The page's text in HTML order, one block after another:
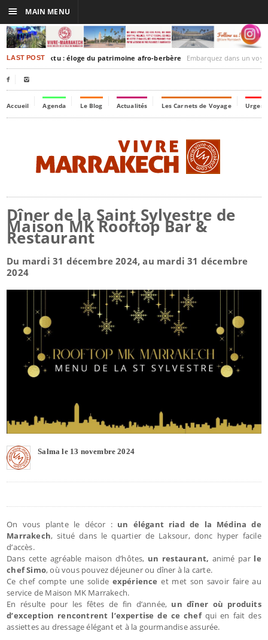
LAST POSTTimbuktu : éloge du patrimoine afro-berbère Embarquez dans un voyage culturel dans le
 
Accueil Agenda Le Blog Actualités Les Carnets de Voyage
Dîner de la Saint Sylvestre de
Maison MK Rooftop Bar &
Restaurant
Du mardi 31 décembre 2024, au mardi 31 décembre
2024
Salma le 13 novembre 2024
On vous plante le décor : un élégant riad de la Médina de
Marrakech, situé dans le quartier de Laksour, donc hyper facile
d’accès.
Dans cette agréable maison d’hôtes, un restaurant, animé par le
chef Simo, où vous pouvez déjeuner ou dîner à la carte.
Ce chef compte une solide expérienceet met son savoir faire au
service de Maison MK Marrakech.
En résulte pour les fêtes de fin d’année, un dîner où produits
d’exception rencontrent l’expertise de ce chef qui en fait des
assiettes au dressage élégant et à la gourmandise assurée.
☰ MAIN MENU